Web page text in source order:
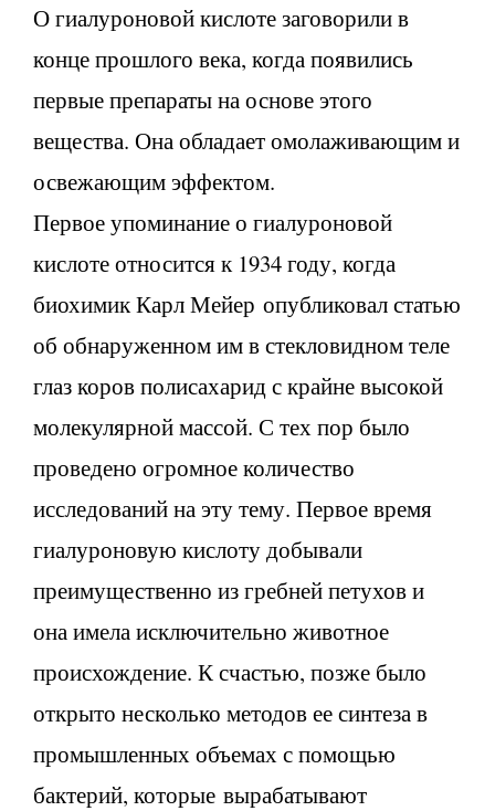
О гиалуроновой кислоте заговорили в
конце прошлого века, когда появились
первые препараты на основе этого
вещества. Она обладает омолаживающим и
освежающим эффектом.
Первое упоминание о гиалуроновой
кислоте относится к 1934 году, когда
биохимик Карл Мейер опубликовал статью
об обнаруженном им в стекловидном теле
глаз коров полисахарид с крайне высокой
молекулярной массой. С тех пор было
проведено огромное количество
исследований на эту тему. Первое время
гиалуроновую кислоту добывали
преимущественно из гребней петухов и
она имела исключительно животное
происхождение. К счастью, позже было
открыто несколько методов ее синтеза в
промышленных объемах с помощью
бактерий, которые вырабатывают